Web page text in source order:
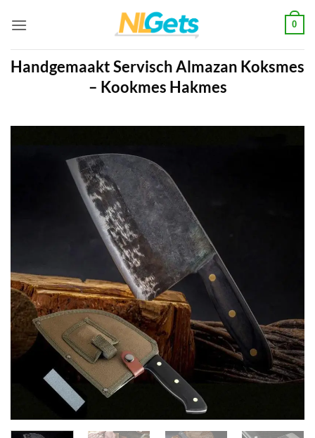
naar
0
Handgemaakt Servisch Almazan Koksmes
– Kookmes Hakmes